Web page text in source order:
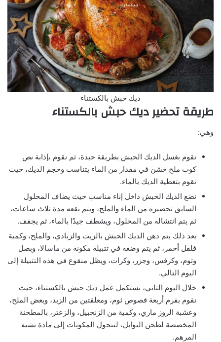
ديك حبش بالكستناء
طريقة تحضير ديك حبش بالكستناء
وهي:
نقوم بغسل الديك الحبش بطريقة جيدة، ثم نقوم بإذابة نص
كوب ملح خشن في مقدار من الماء يتناسب وحجم الديك، حيث
نقوم بتغطية الديك بالماء.
نضع الديك الحبش داخل إناء مناسب حيث يضاف المحلول
السابق تحضيره من الماء والملح، ويتم نقعه مدة ثلاث ساعات،
ثم يتم انتشاله من المحلول، ويشطف جيدًا بالماء، ثم يجفف.
بعد ذلك يتم دهن الديك الحبش بالزيت والزبادي، والملح، وكمية
فلفل أحمر، ثم يتم وضعه في تتبيلة مكونة من ماسالا، وبصل
وثوم، وكرفس، وجزر، وكرات، ويظل منقوع في هذه التتبيلة إلى
اليوم التالي.
خلال اليوم الثاني، نستكمل عمل ديك حبش بالكستناء، حيث
نقوم بفرم أربعة فصوص ثوم، ومعلقتين من الزبد، وبعض الملح،
وعشبة الروز ماري، وكمية من الزنجبيل، والزعتر، بالمطحنة
المخصصة لطحن التوابل، لتتحول المكونات إلى مادة تشبه
المرهم.